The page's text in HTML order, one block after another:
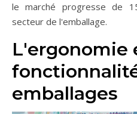
le marché progresse de
secteur de l'emballage.
L'ergonomie
emballages